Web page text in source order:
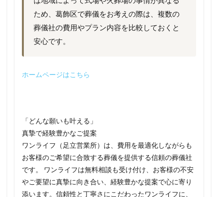
ため、葛飾区で葬儀をお考えの際は、複数の
葬儀社の費用やプラン内容を比較しておくと
安心です。
ホームページはこちら
「どんな願いも叶える」
真摯で経験豊かなご提案
ワンライフ（足立営業所）は、費用を最適化しながらも
お客様のご希望に合致する葬儀を提供する信頼の葬儀社
です。 ワンライフは無料相談も受け付け、お客様の不安
やご要望に真摯に向き合い、経験豊かな提案で心に寄り
添います。信頼性と丁寧さにこだわったワンライフに、